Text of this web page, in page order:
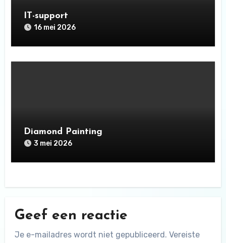
IT-support
16 mei 2026
Diamond Painting
3 mei 2026
Geef een reactie
Je e-mailadres wordt niet gepubliceerd. Vereiste